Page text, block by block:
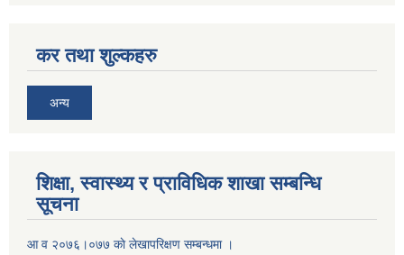
कर तथा शुल्कहरु
अन्य
शिक्षा, स्वास्थ्य र प्राविधिक शाखा सम्बन्धि
सूचना
आ व २०७६।०७७ काे लेखापरिक्षण सम्बन्धमा ।